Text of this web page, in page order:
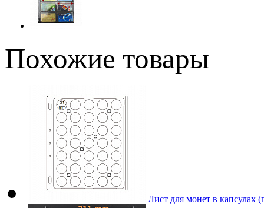
Похожие товары
Лист для монет в капсулах